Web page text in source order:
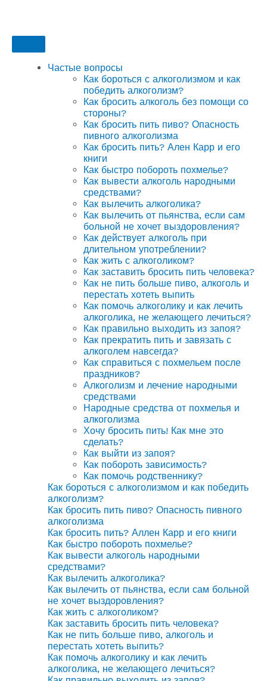
Частые вопросы
Как бороться с алкоголизмом и как
победить алкоголизм?
Как бросить алкоголь без помощи со
стороны?
Как бросить пить пиво? Опасность
пивного алкоголизма
Как бросить пить? Ален Карр и его
книги
Как быстро побороть похмелье?
Как вывести алкоголь народными
средствами?
Как вылечить алкоголика?
Как вылечить от пьянства, если сам
больной не хочет выздоровления?
Как действует алкоголь при
длительном употреблении?
Как жить с алкоголиком?
Как заставить бросить пить человека?
Как не пить больше пиво, алкоголь и
перестать хотеть выпить
Как помочь алкоголику и как лечить
алкоголика, не желающего лечиться?
Как правильно выходить из запоя?
Как прекратить пить и завязать с
алкоголем навсегда?
Как справиться с похмельем после
праздников?
Алкоголизм и лечение народными
средствами
Народные средства от похмелья и
алкоголизма
Хочу бросить пить! Как мне это
сделать?
Как выйти из запоя?
Как побороть зависимость?
Как помочь родственнику?
Как бороться с алкоголизмом и как победить
алкоголизм?
Как бросить пить пиво? Опасность пивного
алкоголизма
Как бросить пить? Аллен Карр и его книги
Как быстро побороть похмелье?
Как вывести алкоголь народными
средствами?
Как вылечить алкоголика?
Как вылечить от пьянства, если сам больной
не хочет выздоровления?
Как жить с алкоголиком?
Как заставить бросить пить человека?
Как не пить больше пиво, алкоголь и
перестать хотеть выпить?
Как помочь алкоголику и как лечить
алкоголика, не желающего лечиться?